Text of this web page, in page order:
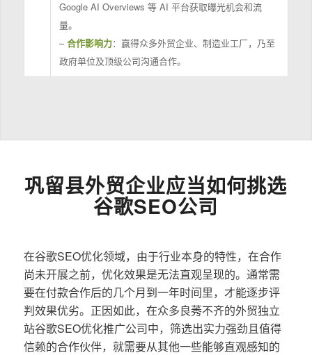
Google AI Overviews 等 AI 平台获取曝光机会和流
量。
–合作影响力：赢得众多外贸企业、制造业工厂，乃至
政府单位及顶级公司沟通合作。
巩留县外贸企业应当如何挑选
谷歌SEO公司
在谷歌SEO优化领域，由于行业本身的特性，在合作
尚未开展之前，优化效果是无法直观呈现的。通常需
要在付款合作后的几个月到一年时间里，才能逐步评
判效果优劣。正因如此，在众多良莠不齐的外贸独立
站谷歌SEO优化推广公司中，筛选出实力强劲且值得
信赖的合作伙伴，就需要从其他一些能够直观感知的